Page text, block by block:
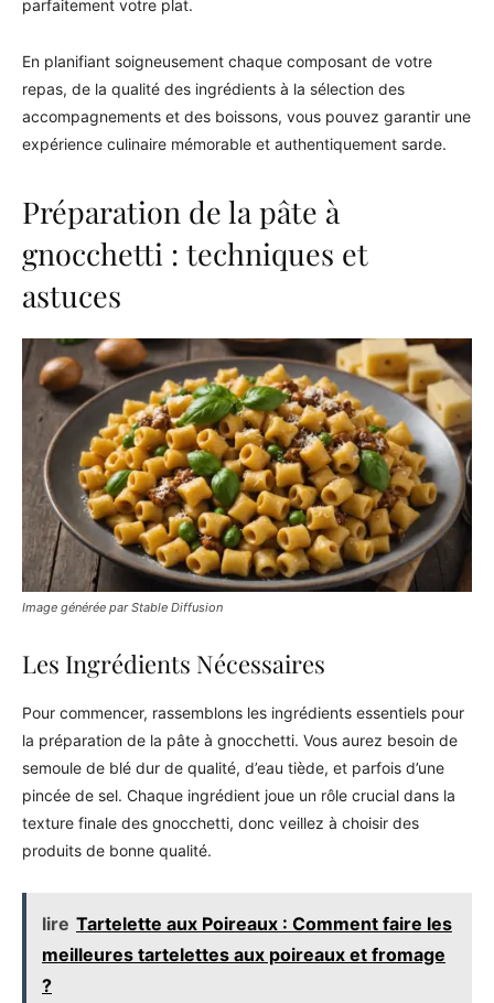
parfaitement votre plat.
En planifiant soigneusement chaque composant de votre
repas, de la qualité des ingrédients à la sélection des
accompagnements et des boissons, vous pouvez garantir une
expérience culinaire mémorable et authentiquement sarde.
Préparation de la pâte à
gnocchetti : techniques et
astuces
Image générée par Stable Diffusion
Les Ingrédients Nécessaires
Pour commencer, rassemblons les ingrédients essentiels pour
la préparation de la pâte à gnocchetti. Vous aurez besoin de
semoule de blé dur de qualité, d’eau tiède, et parfois d’une
pincée de sel. Chaque ingrédient joue un rôle crucial dans la
texture finale des gnocchetti, donc veillez à choisir des
produits de bonne qualité.
lire Tartelette aux Poireaux : Comment faire les
meilleures tartelettes aux poireaux et fromage
?